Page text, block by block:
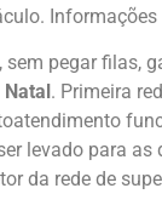
Informações
pegar filas,
Natal . Primeira
levado para
da rede de